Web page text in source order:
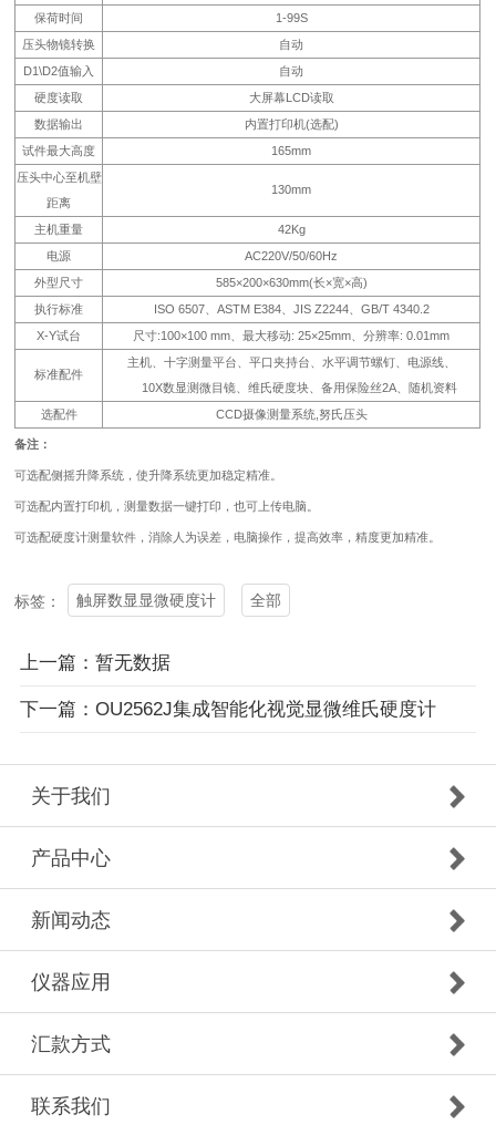
保荷时间
1-99S
压头物镜转换
自动
D1\D2值输入
自动
硬度读取
大屏幕LCD读取
数据输出
内置打印机(选配)
试件最大高度
165mm
压头中心至机壁
距离
130mm
主机重量
42Kg
电源
AC220V/50/60Hz
外型尺寸
585×200×630mm(长×宽×高)
执行标准
ISO 6507、ASTM E384、JIS Z2244、GB/T 4340.2
X-Y试台
尺寸:100×100 mm、最大移动: 25×25mm、分辨率: 0.01mm
标准配件
主机、十字测量平台、平口夹持台、水平调节螺钉、电源线、
10X数显测微目镜、维氏硬度块、备用保险丝2A、随机资料
选配件
CCD摄像测量系统,努氏压头
备注：
可选配侧摇升降系统，使升降系统更加稳定精准。
可选配内置打印机，测量数据一键打印，也可上传电脑。
可选配硬度计测量软件，消除人为误差，电脑操作，提高效率，精度更加精准。
标签： 触屏数显显微硬度计 全部
上一篇：暂无数据
下一篇：OU2562J集成智能化视觉显微维氏硬度计
关于我们
产品中心
新闻动态
仪器应用
汇款方式
联系我们